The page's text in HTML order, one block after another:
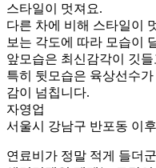
스타일이 멋져요.
다른 차에 비해 스타일이
보는 각도에 따라 모습이
앞모습은 최신감각이 깃
특히 뒷모습은 육상선수
감이 넘칩니다.
자영업
서울시 강남구 반포동 이
연료비가 정말 적게 들더